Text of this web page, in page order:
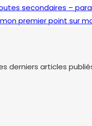
secondaires –
mon premier point sur
derniers articles